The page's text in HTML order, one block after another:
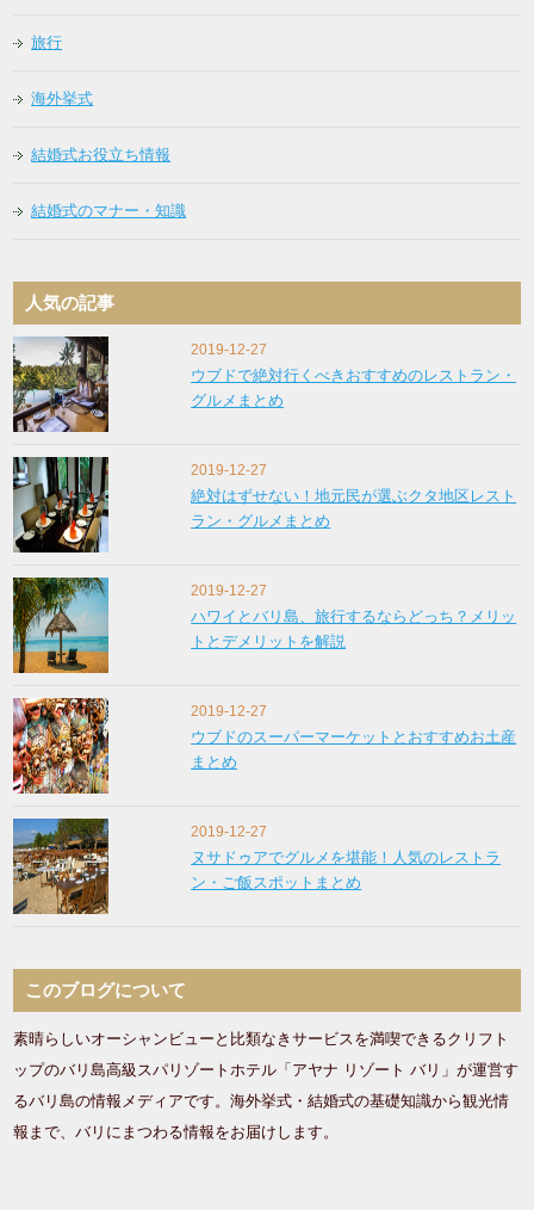
旅行
海外挙式
結婚式お役立ち情報
結婚式のマナー・知識
人気の記事
2019-12-27
ウブドで絶対行くべきおすすめのレストラン・
グルメまとめ
2019-12-27
絶対はずせない！地元民が選ぶクタ地区レスト
ラン・グルメまとめ
2019-12-27
ハワイとバリ島、旅行するならどっち？メリッ
トとデメリットを解説
2019-12-27
ウブドのスーパーマーケットとおすすめお土産
まとめ
2019-12-27
ヌサドゥアでグルメを堪能！人気のレストラ
ン・ご飯スポットまとめ
このブログについて
素晴らしいオーシャンビューと比類なきサービスを満喫できるクリフト
ップのバリ島高級スパリゾートホテル「アヤナ リゾート バリ」が運営す
るバリ島の情報メディアです。海外挙式・結婚式の基礎知識から観光情
報まで、バリにまつわる情報をお届けします。